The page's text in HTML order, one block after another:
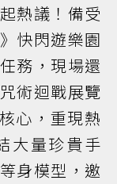
熱議！備受
快閃遊樂園
務，現場還
術迴戰展覽
心，重現熱
大量珍貴手
身模型，邀